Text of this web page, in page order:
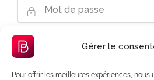
Gérer le
Pour offrir les meilleures expériences,
Mot de passe oublié ?